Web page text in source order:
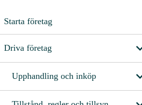
Starta företag
Driva företag
Upphandling och inköp